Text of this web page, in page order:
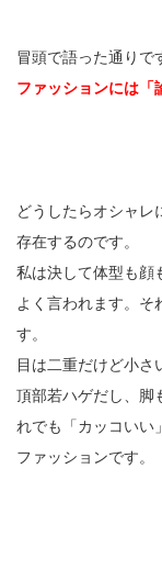
冒頭で語った通りで
ファッションには「
どうしたらオシャレ
存在するのです。
私は決して体型も顔
よく言われます。そ
す。
目は二重だけど小さ
頂部若ハゲだし、脚
れでも「カッコいい
ファッションです。